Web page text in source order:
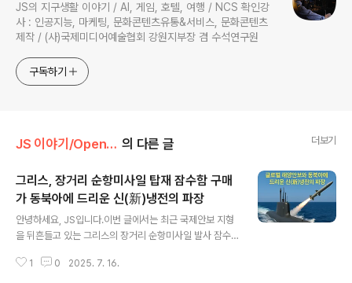
JS의 지구생활 이야기 / AI, 게임, 호텔, 여행 / NCS 확인강
사 : 인공지능, 마케팅, 문화콘텐츠유통&서비스, 문화콘텐츠
제작 / (사)국제미디어예술협회 강원지부장 겸 수석연구원
구독하기
JS 이야기/Open AI 의 다른 글 더보기
그리스, 장거리 순항미사일 탑재 잠수함 구매
가 동북아에 드리운 신(新)냉전의 파장
안녕하세요, JS입니다.이번 글에서는 최근 국제안보 지형
을 뒤흔들고 있는 그리스의 장거리 순항미사일 발사 잠수
북아 지정학에 불러올 변화와 의미를 심층적으로 분석합니
1 0 2025. 7. 16.